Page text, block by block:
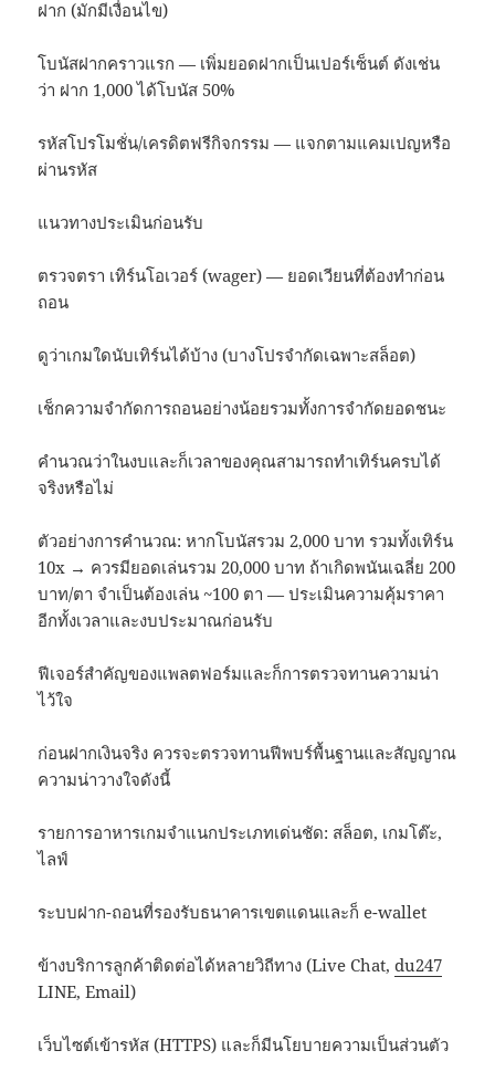
ฝาก (มักมีเงื่อนไข)
โบนัสฝากคราวแรก — เพิ่มยอดฝากเป็นเปอร์เซ็นต์ ดังเช่น
ว่า ฝาก 1,000 ได้โบนัส 50%
รหัสโปรโมชั่น/เครดิตฟรีกิจกรรม — แจกตามแคมเปญหรือ
ผ่านรหัส
แนวทางประเมินก่อนรับ
ตรวจตรา เทิร์นโอเวอร์ (wager) — ยอดเวียนที่ต้องทำก่อน
ถอน
ดูว่าเกมใดนับเทิร์นได้บ้าง (บางโปรจำกัดเฉพาะสล็อต)
เช็กความจำกัดการถอนอย่างน้อยรวมทั้งการจำกัดยอดชนะ
คำนวณว่าในงบและก็เวลาของคุณสามารถทำเทิร์นครบได้
จริงหรือไม่
ตัวอย่างการคำนวณ: หากโบนัสรวม 2,000 บาท รวมทั้งเทิร์น
10x → ควรมียอดเล่นรวม 20,000 บาท ถ้าเกิดพนันเฉลี่ย 200
บาท/ตา จำเป็นต้องเล่น ~100 ตา — ประเมินความคุ้มราคา
อีกทั้งเวลาและงบประมาณก่อนรับ
ฟีเจอร์สำคัญของแพลตฟอร์มและก็การตรวจทานความน่า
ไว้ใจ
ก่อนฝากเงินจริง ควรจะตรวจทานฟีพบร์พื้นฐานและสัญญาณ
ความน่าวางใจดังนี้
รายการอาหารเกมจำแนกประเภทเด่นชัด: สล็อต, เกมโต๊ะ,
ไลฟ์
ระบบฝาก-ถอนที่รองรับธนาคารเขตแดนและก็ e-wallet
ข้างบริการลูกค้าติดต่อได้หลายวิถีทาง (Live Chat,du247
LINE, Email)
เว็บไซต์เข้ารหัส (HTTPS) และก็มีนโยบายความเป็นส่วนตัว